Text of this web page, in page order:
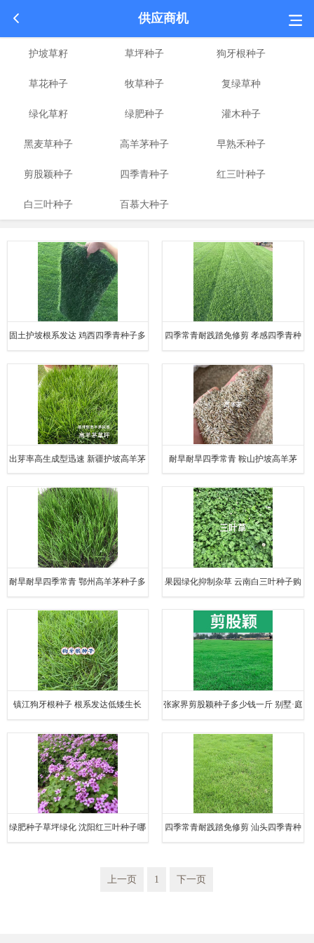
供应商机
护坡草籽 草坪种子 狗牙根种子
草花种子 牧草种子 复绿草种
绿化草籽 绿肥种子 灌木种子
黑麦草种子 高羊茅种子 早熟禾种子
剪股颖种子 四季青种子 红三叶种子
白三叶种子 百慕大种子
固土护坡根系发达 鸡西四季青种子多 四季常青耐践踏免修剪 孝感四季青种
出芽率高生成型迅速 新疆护坡高羊茅 耐旱耐旱四季常青 鞍山护坡高羊茅
耐旱耐旱四季常青 鄂州高羊茅种子多
少钱一斤
果园绿化抑制杂草 云南白三叶种子购
买
镇江狗牙根种子 根系发达低矮生长 张家界剪股颖种子多少钱一斤 别墅·庭
绿肥种子草坪绿化 沈阳红三叶种子哪 四季常青耐践踏免修剪 汕头四季青种
上一页 1 下一页